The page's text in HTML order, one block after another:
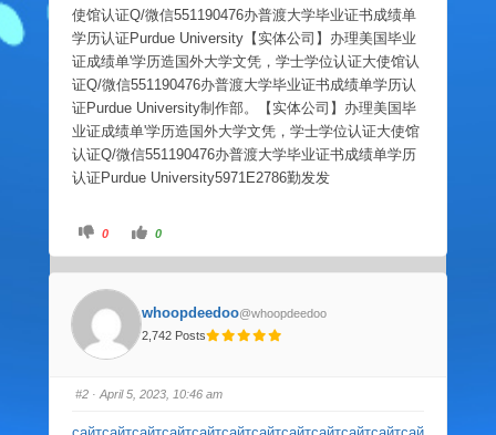
使馆认证Q/微信551190476办普渡大学毕业证书成绩单
学历认证Purdue University【实体公司】办理美国毕业
证成绩单'学历造国外大学文凭，学士学位认证大使馆认
证Q/微信551190476办普渡大学毕业证书成绩单学历认
证Purdue University制作部。【实体公司】办理美国毕
业证成绩单'学历造国外大学文凭，学士学位认证大使馆
认证Q/微信551190476办普渡大学毕业证书成绩单学历
认证Purdue University5971E2786勤发发
C
f
r
h
m
d
w
0
C
r
h
s
u
.
0
whoopdeedoo@whoopdeedoo
2,742 Posts
#2· April 5, 2023, 10:46 am